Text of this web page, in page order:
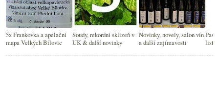
5x Frankovka a apelační
mapa Velkých Bílovic
Soudy, rekordní sklizeň v
UK & další novinky
Novinky, novely, salon vín
a další zajímavosti